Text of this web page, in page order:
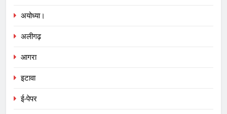
अयोध्या।
अलीगढ़
आगरा
इटावा
ई-पेपर